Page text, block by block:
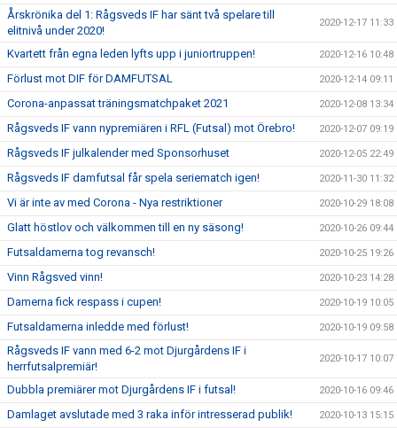
Årskrönika del 1: Rågsveds IF har sänt två spelare till
elitnivå under 2020!
2020-12-17 11:33
Kvartett från egna leden lyfts upp i juniortruppen! 2020-12-16 10:48
Förlust mot DIF för DAMFUTSAL 2020-12-14 09:11
Corona-anpassat träningsmatchpaket 2021 2020-12-08 13:34
Rågsveds IF vann nypremiären i RFL (Futsal) mot Örebro! 2020-12-07 09:19
Rågsveds IF julkalender med Sponsorhuset 2020-12-05 22:49
Rågsveds IF damfutsal får spela seriematch igen! 2020-11-30 11:32
Vi är inte av med Corona - Nya restriktioner 2020-10-29 18:08
Glatt höstlov och välkommen till en ny säsong! 2020-10-26 09:44
Futsaldamerna tog revansch! 2020-10-25 19:26
Vinn Rågsved vinn! 2020-10-23 14:28
Damerna fick respass i cupen! 2020-10-19 10:05
Futsaldamerna inledde med förlust! 2020-10-19 09:58
Rågsveds IF vann med 6-2 mot Djurgårdens IF i
herrfutsalpremiär!
2020-10-17 10:07
Dubbla premiärer mot Djurgårdens IF i futsal! 2020-10-16 09:46
Damlaget avslutade med 3 raka inför intresserad publik! 2020-10-13 15:15